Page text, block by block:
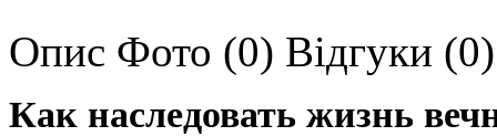
Опис Фото (0) Відгуки (0)
Как наследовать жизнь